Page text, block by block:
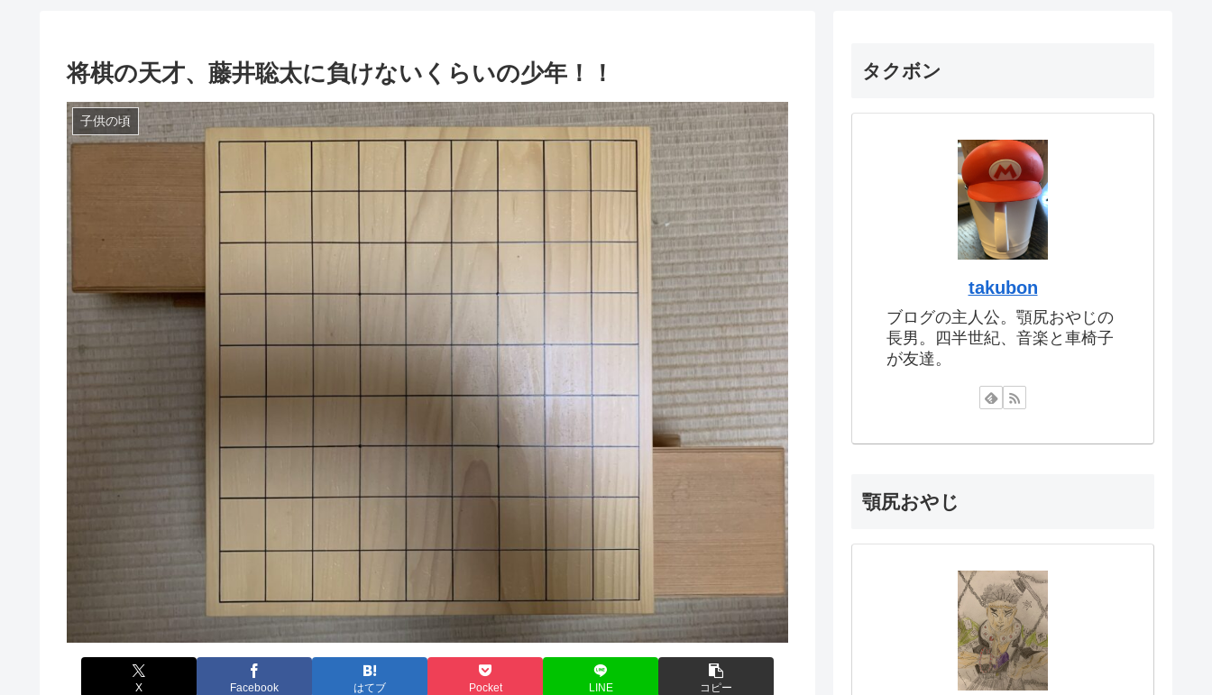
将棋の天才、藤井聡太に負けないくらいの少年！！
子供の頃
X Facebook はてブ Pocket LINE コピー
タクボン
takubon
ブログの主人公。顎尻おやじの
長男。四半世紀、音楽と車椅子
が友達。
顎尻おやじ